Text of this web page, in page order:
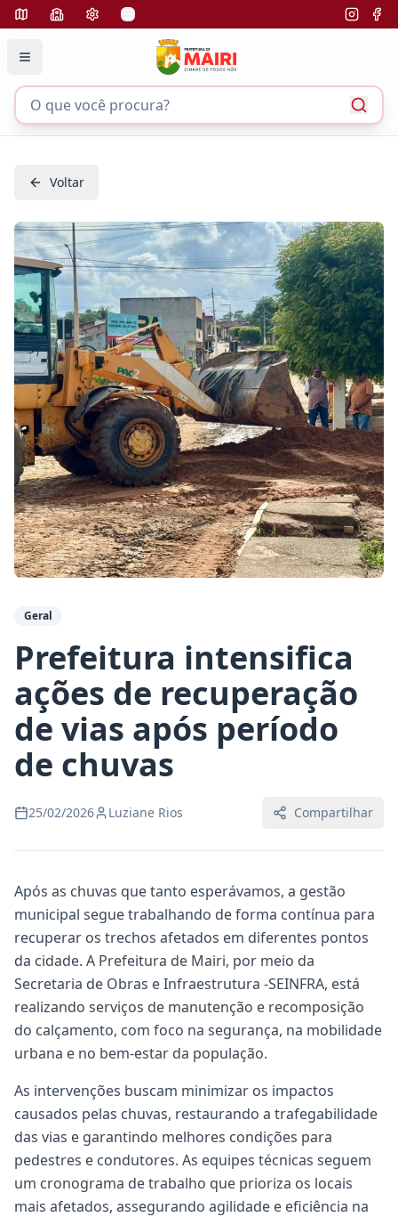
Voltar
Geral
Prefeitura intensifica
ações de recuperação
de vias após período
de chuvas
25/02/2026 Luziane Rios Compartilhar
Após as chuvas que tanto esperávamos, a gestão
municipal segue trabalhando de forma contínua para
recuperar os trechos afetados em diferentes pontos
da cidade. A Prefeitura de Mairi, por meio da
Secretaria de Obras e Infraestrutura -SEINFRA, está
realizando serviços de manutenção e recomposição
do calçamento, com foco na segurança, na mobilidade
urbana e no bem-estar da população.
As intervenções buscam minimizar os impactos
causados pelas chuvas, restaurando a trafegabilidade
das vias e garantindo melhores condições para
pedestres e condutores. As equipes técnicas seguem
um cronograma de trabalho que prioriza os locais
mais afetados, assegurando agilidade e eficiência na